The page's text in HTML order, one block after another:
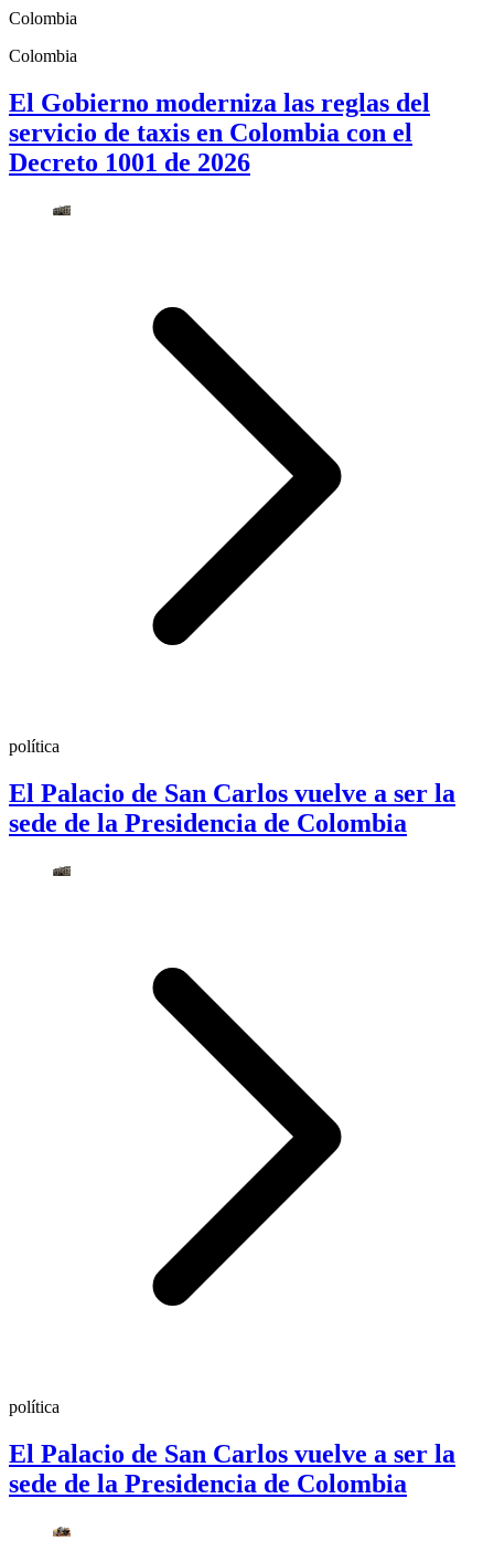
Colombia
Colombia
El Gobierno moderniza las reglas del
servicio de taxis en Colombia con el
Decreto 1001 de 2026
política
El Palacio de San Carlos vuelve a ser la
sede de la Presidencia de Colombia
política
El Palacio de San Carlos vuelve a ser la
sede de la Presidencia de Colombia